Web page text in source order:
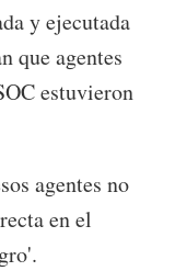
y ejecutada
que agentes
estuvieron
agentes no
en el